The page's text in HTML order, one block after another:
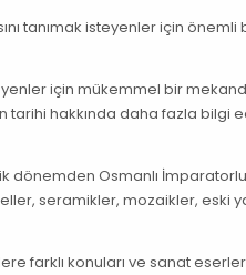
tanımak isteyenler için
için mükemmel bir
tarihi hakkında daha fazla bilgi
dönemden Osmanlı
seramikler, mozaikler, eski
farklı konuları ve sanat